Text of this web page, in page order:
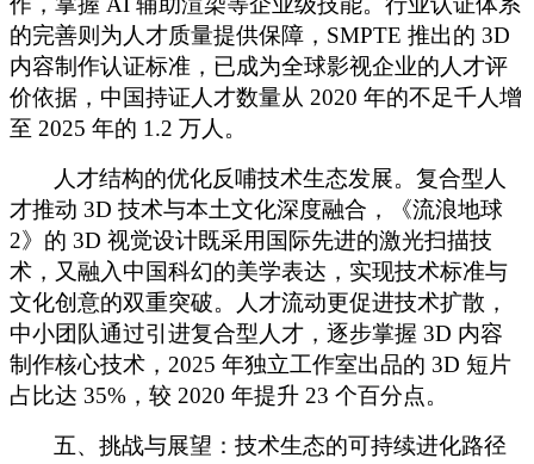
的完善则为人才质量提供保障，SMPTE 推出的 3D
内容制作认证标准，已成为全球影视企业的人才评
价依据，中国持证人才数量从 2020 年的不足千人增
至 2025 年的 1.2 万人。
人才结构的优化反哺技术生态发展。复合型人
才推动 3D 技术与本土文化深度融合，《流浪地球
2》的 3D 视觉设计既采用国际先进的激光扫描技
术，又融入中国科幻的美学表达，实现技术标准与
文化创意的双重突破。人才流动更促进技术扩散，
中小团队通过引进复合型人才，逐步掌握 3D 内容
制作核心技术，2025 年独立工作室出品的 3D 短片
占比达 35%，较 2020 年提升 23 个百分点。
五、挑战与展望：技术生态的可持续进化路径